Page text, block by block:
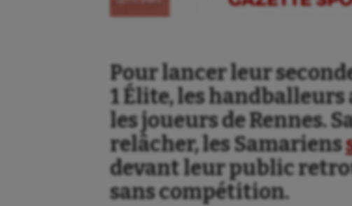
Pour lancer leur
1 Élite, les
les joueurs de Rennes.
relâcher, les Samariens
devant leur public
sans compétition.